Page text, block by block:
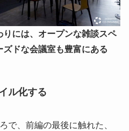
りには、オープンな雑談スペ
ズドな会議室も豊富にある
ル化する
で、前編の最後に触れた、